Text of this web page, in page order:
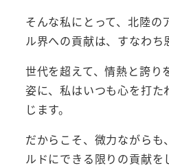
そんな私にとって、北陸の
ル界への貢献は、すなわち
世代を超えて、情熱と誇り
姿に、私はいつも心を打
じます。
だからこそ、微力ながら
ルドにできる限りの貢献を